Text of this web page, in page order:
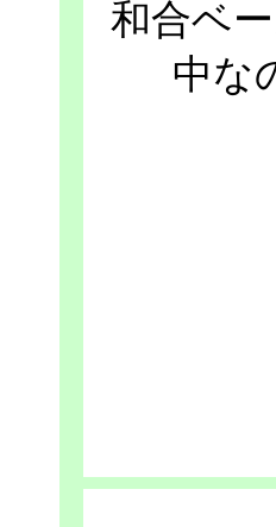
和合ベ
中な